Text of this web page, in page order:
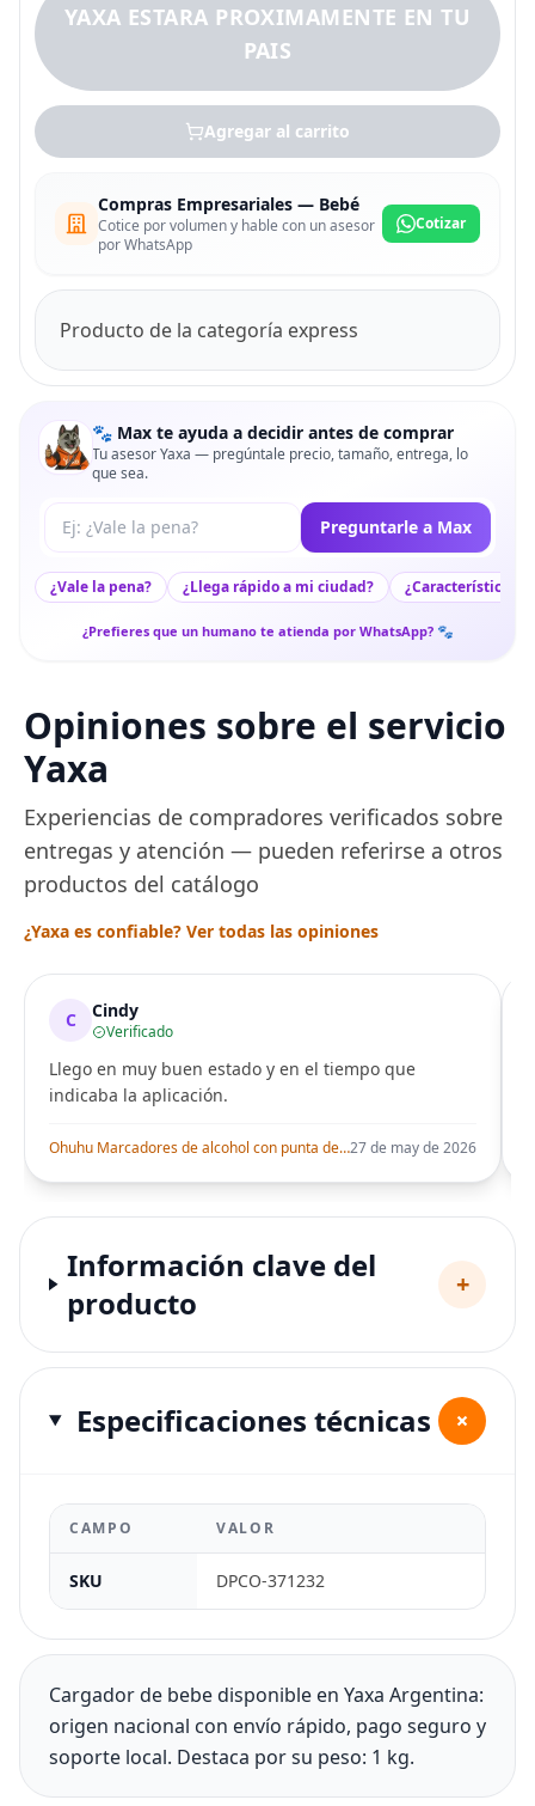
YAXA ESTARA PROXIMAMENTE EN TU
PAIS
Agregar al carrito
Compras Empresariales — Bebé
Cotice por volumen y hable con un asesor
por WhatsApp
Cotizar
Producto de la categoría express
🐾 Max te ayuda a decidir antes de comprar
Tu asesor Yaxa — pregúntale precio, tamaño, entrega, lo
que sea.
Tu pregunta a Max Preguntarle a Max
¿Vale la pena? ¿Llega rápido a mi ciudad? ¿Características
¿Prefieres que un humano te atienda por WhatsApp? 🐾
Opiniones sobre el servicio
Yaxa
Experiencias de compradores verificados sobre
entregas y atención — pueden referirse a otros
productos del catálogo
¿Yaxa es confiable? Ver todas las opiniones
C Cindy
Verificado
Llego en muy buen estado y en el tiempo que
indicaba la aplicación.
Ohuhu Marcadores de alcohol con punta de pincel – Juego de marcadores artísticos de doble punta con certificación AP para artistas adultos27 de may de 2026
Información clave del
producto
+
Especificaciones técnicas +
CAMPO VALOR
SKU DPCO-371232
Cargador de bebe disponible en Yaxa Argentina:
origen nacional con envío rápido, pago seguro y
soporte local. Destaca por su peso: 1 kg.